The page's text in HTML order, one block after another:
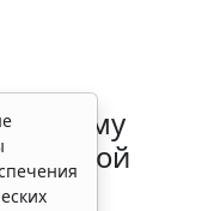
малому